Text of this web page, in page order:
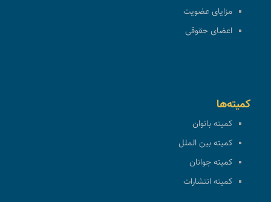
مزایای عضویت
اعضای حقوقی
کمیته‌ها
کمیته بانوان
کمیته بین الملل
کمیته جوانان
کمیته انتشارات